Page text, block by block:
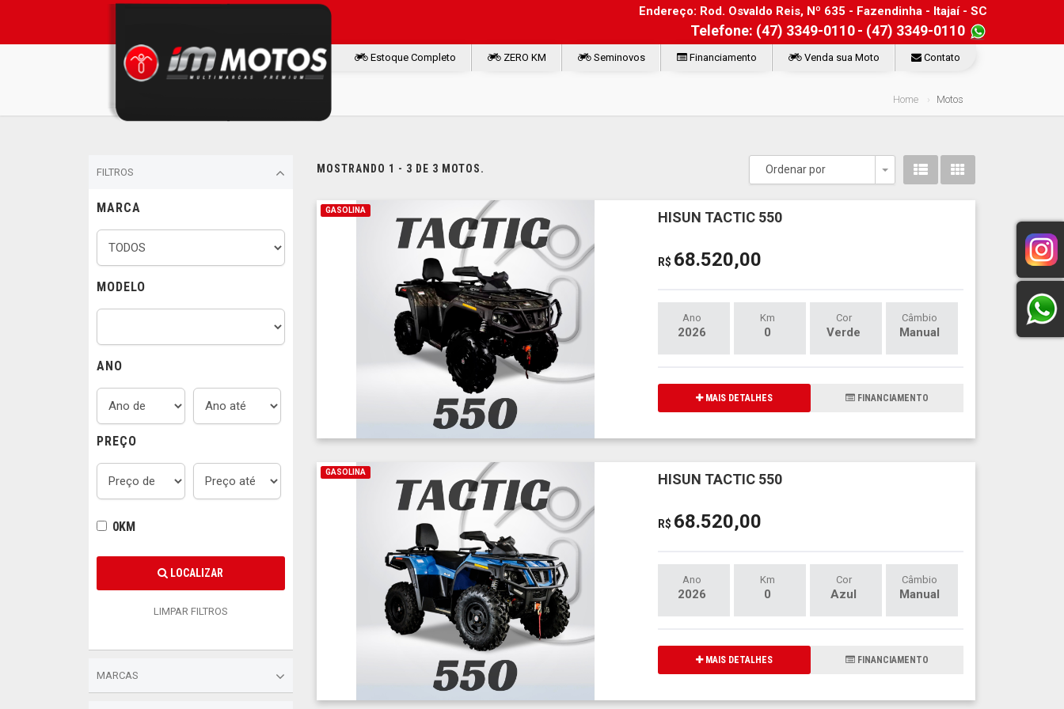
Endereço: Rod. Osvaldo Reis, Nº 635 - Fazendinha - Itajaí - SC
Telefone: (47) 3349-0110- (47) 3349-0110
Estoque Completo ZERO KM Seminovos Financiamento Venda sua Moto Contato
Home Motos
FILTROS
MARCA
MODELO
ANO
PREÇO
0KM
LOCALIZAR
LIMPAR FILTROS
MARCAS
MOSTRANDO 1 - 3 DE 3 MOTOS. Ordenar por
Toggle Dropdown
GASOLINA HISUN TACTIC 550
R$ 68.520,00
Ano
2026
Km
0
Cor
Verde
Câmbio
Manual
MAIS DETALHES FINANCIAMENTO
GASOLINA HISUN TACTIC 550
R$ 68.520,00
Ano
2026
Km
0
Cor
Azul
Câmbio
Manual
MAIS DETALHES FINANCIAMENTO